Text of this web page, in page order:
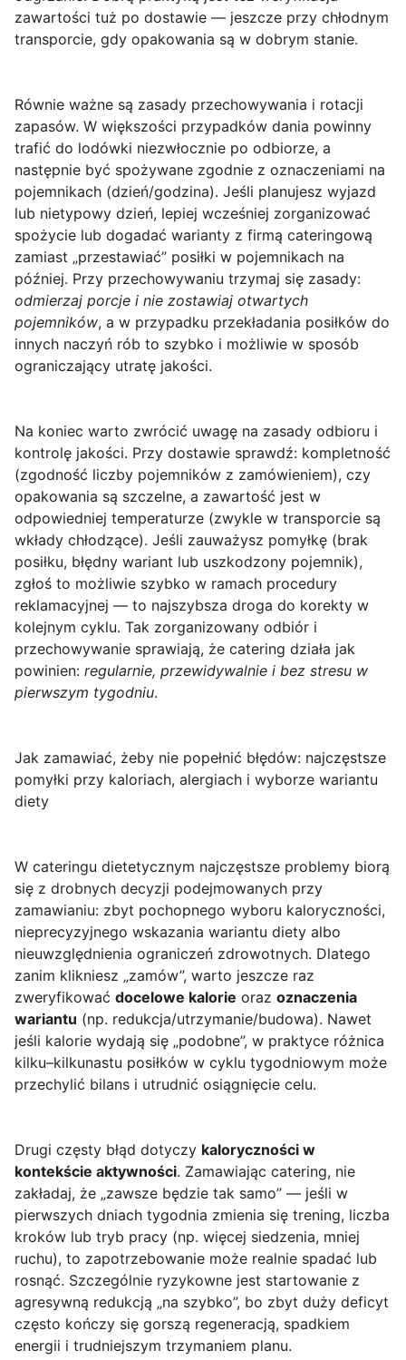
zawartości tuż po dostawie — jeszcze przy chłodnym
transporcie, gdy opakowania są w dobrym stanie.
Równie ważne są zasady przechowywania i rotacji
zapasów. W większości przypadków dania powinny
trafić do lodówki niezwłocznie po odbiorze, a
następnie być spożywane zgodnie z oznaczeniami na
pojemnikach (dzień/godzina). Jeśli planujesz wyjazd
lub nietypowy dzień, lepiej wcześniej zorganizować
spożycie lub dogadać warianty z firmą cateringową
zamiast „przestawiać” posiłki w pojemnikach na
później. Przy przechowywaniu trzymaj się zasady:
odmierzaj porcje i nie zostawiaj otwartych
pojemników, a w przypadku przekładania posiłków do
innych naczyń rób to szybko i możliwie w sposób
ograniczający utratę jakości.
Na koniec warto zwrócić uwagę na zasady odbioru i
kontrolę jakości. Przy dostawie sprawdź: kompletność
(zgodność liczby pojemników z zamówieniem), czy
opakowania są szczelne, a zawartość jest w
odpowiedniej temperaturze (zwykle w transporcie są
wkłady chłodzące). Jeśli zauważysz pomyłkę (brak
posiłku, błędny wariant lub uszkodzony pojemnik),
zgłoś to możliwie szybko w ramach procedury
reklamacyjnej — to najszybsza droga do korekty w
kolejnym cyklu. Tak zorganizowany odbiór i
przechowywanie sprawiają, że catering działa jak
powinien: regularnie, przewidywalnie i bez stresu w
pierwszym tygodniu.
Jak zamawiać, żeby nie popełnić błędów: najczęstsze
pomyłki przy kaloriach, alergiach i wyborze wariantu
diety
W cateringu dietetycznym najczęstsze problemy biorą
się z drobnych decyzji podejmowanych przy
zamawianiu: zbyt pochopnego wyboru kaloryczności,
nieprecyzyjnego wskazania wariantu diety albo
nieuwzględnienia ograniczeń zdrowotnych. Dlatego
zanim klikniesz „zamów”, warto jeszcze raz
zweryfikować docelowe kalorie oraz oznaczenia
wariantu (np. redukcja/utrzymanie/budowa). Nawet
jeśli kalorie wydają się „podobne”, w praktyce różnica
kilku–kilkunastu posiłków w cyklu tygodniowym może
przechylić bilans i utrudnić osiągnięcie celu.
Drugi częsty błąd dotyczy kaloryczności w
kontekście aktywności. Zamawiając catering, nie
zakładaj, że „zawsze będzie tak samo” — jeśli w
pierwszych dniach tygodnia zmienia się trening, liczba
kroków lub tryb pracy (np. więcej siedzenia, mniej
ruchu), to zapotrzebowanie może realnie spadać lub
rosnąć. Szczególnie ryzykowne jest startowanie z
agresywną redukcją „na szybko”, bo zbyt duży deficyt
często kończy się gorszą regeneracją, spadkiem
energii i trudniejszym trzymaniem planu.